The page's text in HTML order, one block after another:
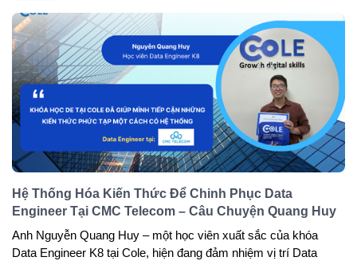
Hệ Thống Hóa Kiến Thức Để Chinh Phục Data
Engineer Tại CMC Telecom – Câu Chuyện Quang Huy
Anh Nguyễn Quang Huy – một học viên xuất sắc của khóa
Data Engineer K8 tại Cole, hiện đang đảm nhiệm vị trí Data